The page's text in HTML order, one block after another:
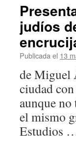
judíos
Publicada el 13
de
ciudad
aunque no
el mismo
Estudios